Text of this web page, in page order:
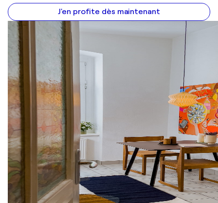
J'en profite dès maintenant